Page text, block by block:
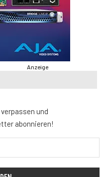
Anzeige
und
abonnieren!